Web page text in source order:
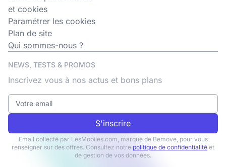
et cookies
Paramétrer les cookies
Plan de site
Qui sommes-nous ?
NEWS, TESTS & PROMOS
Inscrivez vous à nos actus et bons plans
S'inscrire
Email collecté par LesMobiles.com, marque de Bemove, pour vous
renseigner sur des offres. Consultez notre politique de confidentialité et
de gestion de vos données.